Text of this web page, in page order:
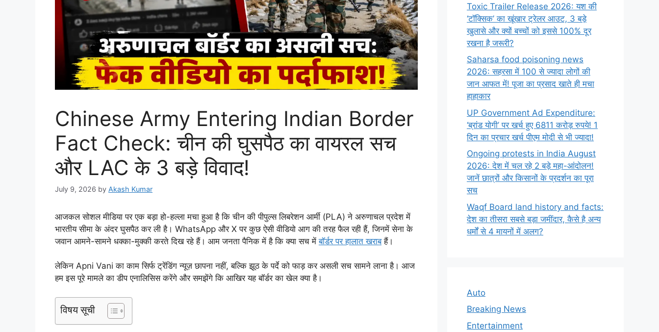
Chinese Army Entering Indian Border
Fact Check: चीन की घुसपैठ का वायरल सच
और LAC के 3 बड़े विवाद!
July 9, 2026 by Akash Kumar
आजकल सोशल मीडिया पर एक बड़ा हो-हल्ला मचा हुआ है कि चीन की पीपुल्स लिबरेशन आर्मी (PLA) ने अरुणाचल प्रदेश में
भारतीय सीमा के अंदर घुसपैठ कर ली है। WhatsApp और X पर कुछ ऐसी वीडियो आग की तरह फैल रही हैं, जिनमें सेना के
जवान आमने-सामने धक्का-मुक्की करते दिख रहे हैं। आम जनता पैनिक में है कि क्या सच मेंबॉर्डर पर हालात खराबहैं।
लेकिन Apni Vani का काम सिर्फ ट्रेंडिंग न्यूज़ छापना नहीं, बल्कि झूठ के पर्दे को फाड़ कर असली सच सामने लाना है। आज
हम इस पूरे मामले का डीप एनालिसिस करेंगे और समझेंगे कि आखिर यह बॉर्डर का खेल क्या है।
विषय सूची
Toxic Trailer Release 2026: यश की
‘टॉक्सिक’ का खूंखार ट्रेलर आउट, 3 बड़े
खुलासे और क्यों बच्चों को इससे 100% दूर
रखना है जरूरी?
Saharsa food poisoning news
2026: सहरसा में 100 से ज्यादा लोगों की
जान आफत में! पूजा का प्रसाद खाते ही मचा
हाहाकार
UP Government Ad Expenditure:
‘ब्रांड योगी’ पर खर्च हुए 6811 करोड़ रुपये! 1
दिन का प्रचार खर्च पीएम मोदी से भी ज्यादा!
Ongoing protests in India August
2026: देश में चल रहे 2 बड़े महा-आंदोलन!
जानें छात्रों और किसानों के प्रदर्शन का पूरा
सच
Waqf Board land history and facts:
देश का तीसरा सबसे बड़ा जमींदार, कैसे है अन्य
धर्मों से 4 मायनों में अलग?
Auto
Breaking News
Entertainment